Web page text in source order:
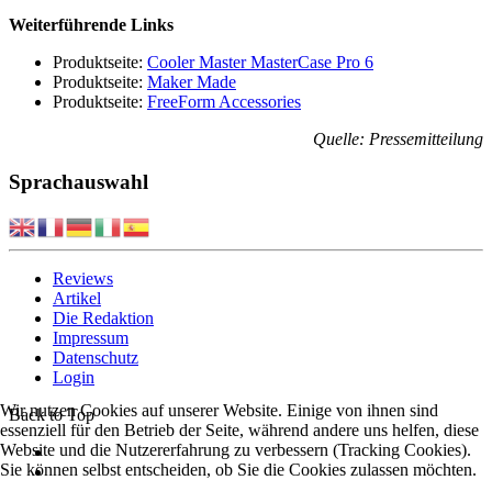
Weiterführende Links
Produktseite: Cooler Master MasterCase Pro 6
Produktseite: Maker Made
Produktseite: FreeForm Accessories
Quelle: Pressemitteilung
Sprachauswahl
Reviews
Artikel
Die Redaktion
Impressum
Datenschutz
Login
Back to Top
Wir nutzen Cookies auf unserer Website. Einige von ihnen sind
essenziell für den Betrieb der Seite, während andere uns helfen, diese
Website und die Nutzererfahrung zu verbessern (Tracking Cookies).
Sie können selbst entscheiden, ob Sie die Cookies zulassen möchten.